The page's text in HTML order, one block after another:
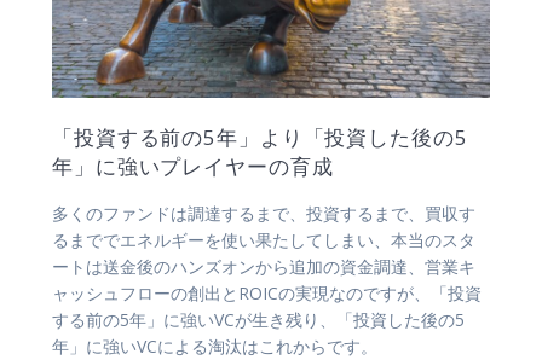
「投資する前の5年」より「投資した後の5
年」に強いプレイヤーの育成
多くのファンドは調達するまで、投資するまで、買収す
るまででエネルギーを使い果たしてしまい、本当のスタ
ートは送金後のハンズオンから追加の資金調達、営業キ
ャッシュフローの創出とROICの実現なのですが、「投資
する前の5年」に強いVCが生き残り、「投資した後の5
年」に強いVCによる淘汰はこれからです。